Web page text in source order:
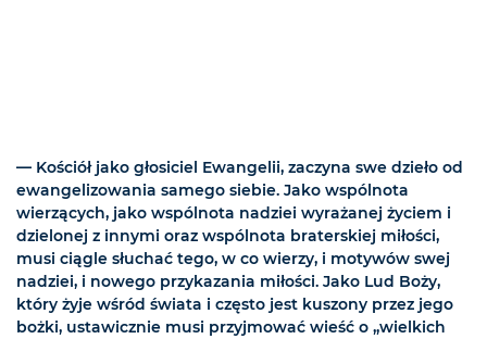
— Kościół jako głosiciel Ewangelii, zaczyna swe dzieło od
ewangelizowania samego siebie. Jako wspólnota
wierzących, jako wspólnota nadziei wyrażanej życiem i
dzielonej z innymi oraz wspólnota braterskiej miłości,
musi ciągle słuchać tego, w co wierzy, i motywów swej
nadziei, i nowego przykazania miłości. Jako Lud Boży,
który żyje wśród świata i często jest kuszony przez jego
bożki, ustawicznie musi przyjmować wieść o „wielkich